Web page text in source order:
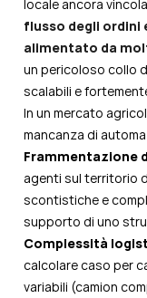
locale ancora
flusso degli ordini
alimentato da
un pericoloso collo
scalabili e
In un mercato
mancanza di
Frammentazione
agenti sul territorio
scontistiche e
supporto di uno
Complessità
calcolare caso per
variabili (camion